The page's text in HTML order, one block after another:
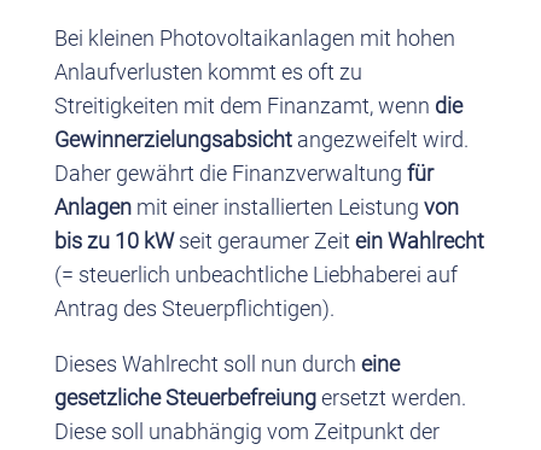
Bei kleinen Photovoltaikanlagen mit hohen
Anlaufverlusten kommt es oft zu
Streitigkeiten mit dem Finanzamt, wenn die
Gewinnerzielungsabsichtangezweifelt wird.
Daher gewährt die Finanzverwaltung für
Anlagenmit einer installierten Leistung von
bis zu 10 kWseit geraumer Zeit ein Wahlrecht
(= steuerlich unbeachtliche Liebhaberei auf
Antrag des Steuerpflichtigen).
Dieses Wahlrecht soll nun durch eine
gesetzliche Steuerbefreiungersetzt werden.
Diese soll unabhängig vom Zeitpunkt der